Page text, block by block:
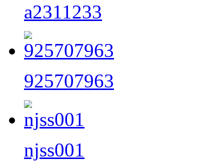
a2311233
925707963
njss001